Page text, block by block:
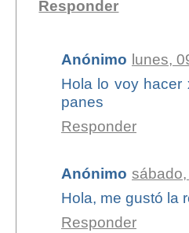
Responder
Anónimo lunes,
Hola lo voy hacer
panes
Responder
Anónimo
Hola, me gustó la
Responder